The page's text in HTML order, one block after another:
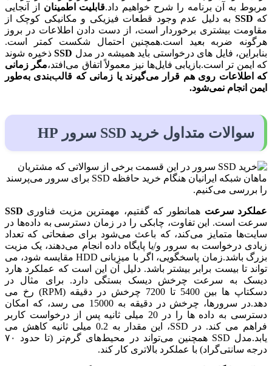
مربوط به آن برنامه را شرح خواهیم داد.قابلیت اطمینان
از آنجایی
که SSD به دلیل عدم وجود قطعات فیزیکی و مکانیکی کوچک از
مقاومت بیشتری برخوردار است، از دست دادن اطلاعات در بروز
هرگونه ضربه بعید است.همچنین احتمال شکست کمتر است.
بنابراین، فایل های درخواستی باید همیشه در مدل SSD ذخیره شوند
که ایمن تر است.بازیابی فایل‌ها نیز معمولاً اتفاق می‌افتد،مگر زمانی
که اطلاعات روی هم قرار می‌گیرند یا زمانی که قالب‌بندی به‌طور
ایمن انجام نمی‌شود.
سوالات متداول خرید SSD سرور HP
در این قسمت برخی از سوالاتی که مشتریان
ماهان شبکه ایرانیان هنگام خرید حافظه SSD برای سرور می‌پرسند
را بررسی می‌کنیم.
عملکرد سرعت همانطور که گفتیم، مهمترین مزیت فناوری SSD
سرعت است. این تفاوت، چابکی را در زمان دسترسی به داده‌ها در
سایت‌ها متمایز می‌کند، که باعث می‌شود برای صفحاتی که تعداد
زیادی درخواست به سرور و/یا پایگاه داده انجام می‌دهند، یک مزیت
بزرگ باشد.زمان پاسخگویی، اگر با میزبانی HDD مقایسه شود، می
تواند تا بیست برابر بیشتر باشد. دلیل آن این است که عملکرد هارد
دیسک به سرعت چرخش دیسک بستگی دارد. برای مثال در
دسکتاپ ها بین 5400 تا 7200 چرخش در دقیقه (RPM) رخ می
دهد.در سرورها، چرخش در دقیقه به 15000 می رسد، که امکان
دسترسی به داده ها را در 20 میلی ثانیه پس از درخواست کاربر
فراهم می کند. در SSD، این مقدار به 0.2 میلی ثانیه کاهش می
یابد.مدل SSD همچنین می‌تواند در محیط‌های گرم‌تر (تا حدود ۷۰
درجه سانتی‌گراد) با عملکرد بالاتری کار کند.